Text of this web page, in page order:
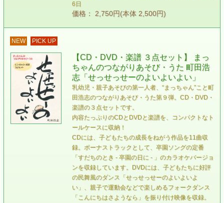
6日
価格： 2,750円(本体 2,500円)
NEW PICK UP
【CD・DVD・楽譜 ３点セット】 まっ
ちゃんのつながりあそび・うた 町田浩
志「せっせっせーのよいよいよい」
乳幼児・親子あそびの第一人者、“まっちゃん”こと町
田浩志のつながりあそび・うた第９弾。CD・DVD・
楽譜の３点セットです。
内容たっぷりのCDとDVDと楽譜を、コンパクトなト
ールケースに収納！
CDには、子どもたちの成長をねがう作品を11曲収
録。ボーナストラックとして、卒園ソングの定番
「すだちのとき - 卒園の日に - 」のカラオケバージョ
ンを収録しています。DVDには、子どもたちに好評
の民舞風のダンス「せっせっせーのよいよいよ
い」、親子で運動会などで楽しめるフォークダンス
「こんにちはさようなら」を振り付け映像を収録。